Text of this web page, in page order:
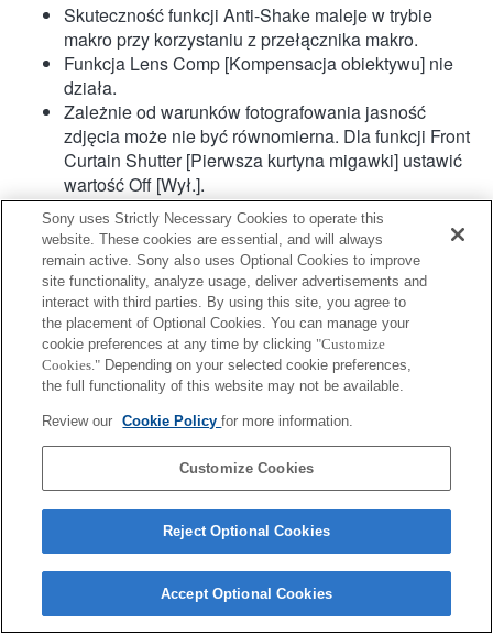
Skuteczność funkcji Anti-Shake maleje w trybie
makro przy korzystaniu z przełącznika makro.
Funkcja Lens Comp [Kompensacja obiektywu] nie
działa.
Zależnie od warunków fotografowania jasność
zdjęcia może nie być równomierna. Dla funkcji Front
Curtain Shutter [Pierwsza kurtyna migawki] ustawić
wartość Off [Wył.].
Podczas nagrywania filmu z użyciem autofokusu
dźwięk pracy obiektywu może się również nagrać.
Specjalny czujnik punktów AF z detekcją fazy działa
tylko w przypadku 61 punktów.
Hybrydowy AF z detekcją fazy nie jest obsługiwany.
Sony uses Strictly Necessary Cookies to operate this
website. These cookies are essential, and will always
remain active. Sony also uses Optional Cookies to improve
site functionality, analyze usage, deliver advertisements and
interact with third parties. By using this site, you agree to
the placement of Optional Cookies. You can manage your
cookie preferences at any time by clicking "Customize
Cookies." Depending on your selected cookie preferences,
the full functionality of this website may not be available.
Review our Cookie Policyfor more information.
Customize Cookies
Reject Optional Cookies
Accept Optional Cookies